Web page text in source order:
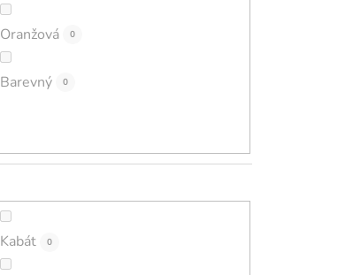
Oranžová 0
Barevný 0
Kabát 0